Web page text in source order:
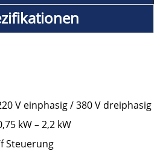
V einphasig / 380 V dreiphasig
kW – 2,2 kW
Steuerung